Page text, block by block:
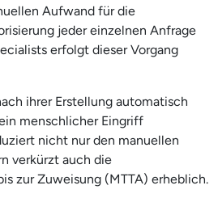
Aufwand für die
jeder einzelnen Anfrage
erfolgt dieser Vorgang
ihrer Erstellung automatisch
menschlicher Eingriff
nicht nur den manuellen
verkürzt auch die
zur Zuweisung (MTTA) erheblich.